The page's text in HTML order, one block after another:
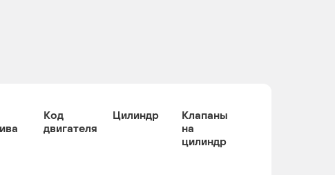
Код
двигателя
Цилиндр
Клапаны
на
цилиндр